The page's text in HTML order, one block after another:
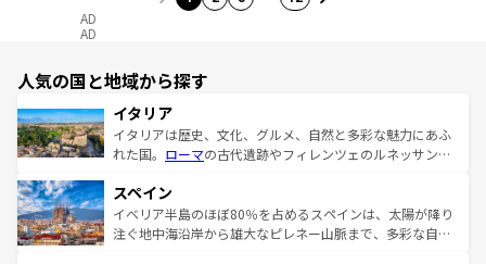
AD
AD
人気の国と地域から探す
イタリア
イタリアは歴史、文化、グルメ、自然と多彩な魅力にあふ
れた国。 ローマの古代遺跡やフィレンツェのルネッサンス
ろん、トスカーナの美しい田園風景やアマルフィ海岸の絶
景など、自然景観も見逃せない。観光の合間には、本場の
ピザやパスタなど、絶品のイタリア料理を堪能することも
スペイン
イベリア半島のほぼ80％を占めるスペインは、太陽が降り
注ぐ地中海沿岸から雄大なピレネー山脈まで、多彩な自然